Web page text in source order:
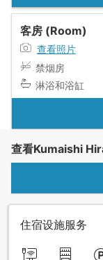
客房 (Room)
查看照片
禁烟房
淋浴和浴缸
查看Kumaishi
住宿设施服务